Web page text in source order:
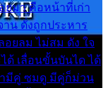
ยมา คือหน้าที่เก่า
าน ดั่งถูกประหาร
อยลม ไม่สม ดัง ใจ
ด้ เลื่อนขั้นบันได ได้
ามีคู่ ซมดู มีคู่ก็ม่วน